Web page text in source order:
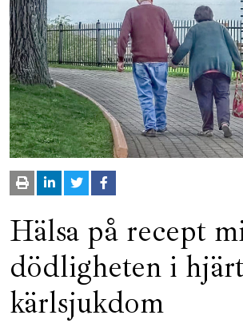
Hälsa på recept
dödligheten i
kärlsjukdom